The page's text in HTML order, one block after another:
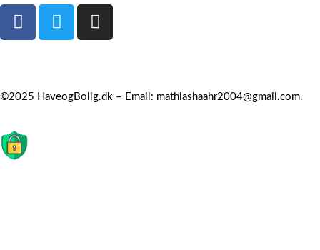
©2025 HaveogBolig.dk – Email: mathiashaahr2004@gmail.com.